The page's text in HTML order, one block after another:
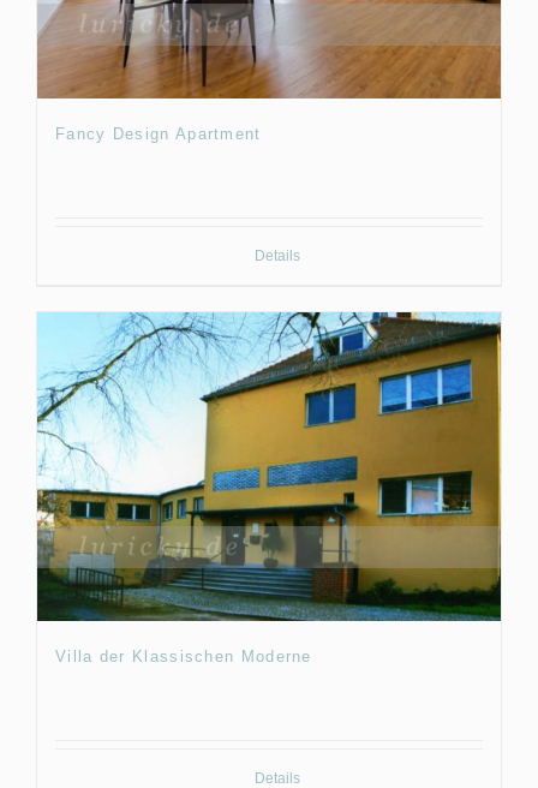
Fancy Design Apartment
Details
Villa der Klassischen Moderne
Details